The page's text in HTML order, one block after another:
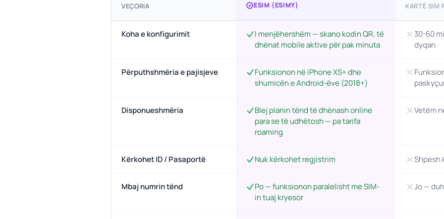
VEÇORIA ESIM (ESIMY) KARTË SIM
Koha e konfigurimit
I menjëhershëm — skano kodin QR, të
dhënat mobile aktive për pak minuta
30-60
dyqan
Përputhshmëria e pajisjeve
Funksionon në iPhone XS+ dhe
shumicën e Android-ëve (2018+)
Disponueshmëria
Blej planin tënd të dhënash online
para se të udhëtosh — pa tarifa
roaming
Vetëm
Kërkohet ID / Pasaportë Nuk kërkohet regjistrim Shpesh
Mbaj numrin tënd
Po — funksionon paralelisht me SIM-
in tuaj kryesor
Jo —